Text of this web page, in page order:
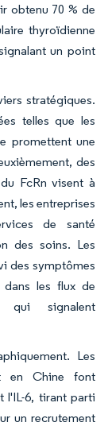
obtenu 70 % de
thyroïdienne
un point
stratégiques.
telles que les
promettent une
des
FcRn visent à
les entreprises
de santé
des soins. Les
des symptômes
les flux de
qui signalent
Les
en Chine font
l'IL-6, tirant parti
un recrutement